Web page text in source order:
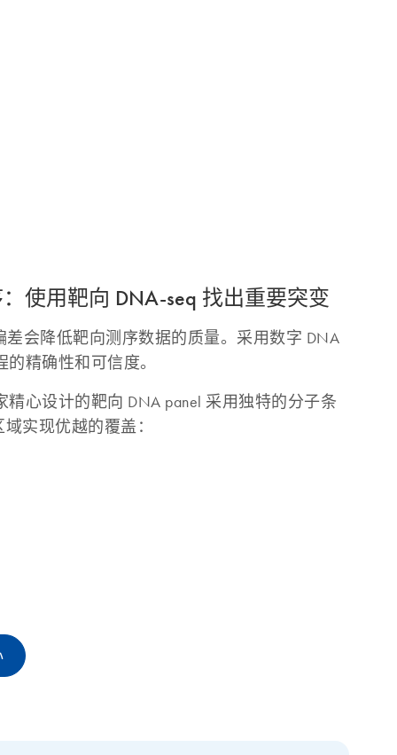
使用靶向 DNA-seq 找出重要突变
差会降低靶向测序数据的质量。采用数字 DNA
精确性和可信度。
心设计的靶向 DNA panel 采用独特的分子条
实现优越的覆盖：